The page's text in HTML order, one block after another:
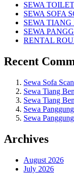
SEWA
SEWA SOFA
SEWA
SEWA
RENTAL
Recent
Sewa Sofa
Sewa Tiang
Sewa Tiang
Sewa
Sewa
Archives
August 2026
July 2026